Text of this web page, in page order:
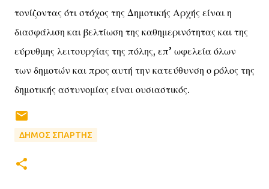
τονίζοντας ότι στόχος της Δημοτικής Αρχής είναι η
διασφάλιση και βελτίωση της καθημερινότητας και της
εύρυθμης λειτουργίας της πόλης, επ’ ωφελεία όλων
των δημοτών και προς αυτή την κατεύθυνση ο ρόλος της
δημοτικής αστυνομίας είναι ουσιαστικός.
ΔΗΜΟΣ ΣΠΑΡΤΗΣ